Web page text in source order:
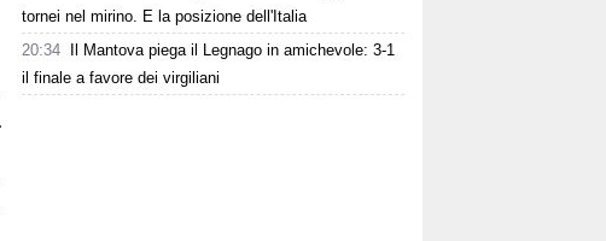
tornei nel mirino. E la posizione dell'Italia
20:34
Il Mantova piega il Legnago in amichevole: 3-1
il finale a favore dei virgiliani